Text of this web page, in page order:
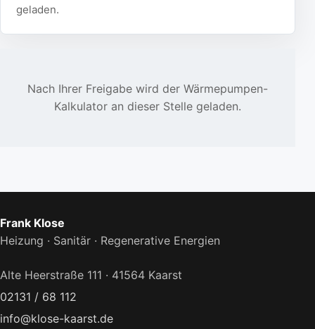
geladen.
Nach Ihrer Freigabe wird der Wärmepumpen-
Kalkulator an dieser Stelle geladen.
Frank Klose
Heizung · Sanitär · Regenerative Energien
Alte Heerstraße 111 · 41564 Kaarst
02131 / 68 112
info@klose-kaarst.de